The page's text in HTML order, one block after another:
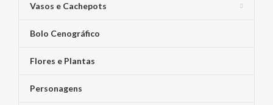
Vasos e Cachepots
Bolo Cenográfico
Flores e Plantas
Personagens